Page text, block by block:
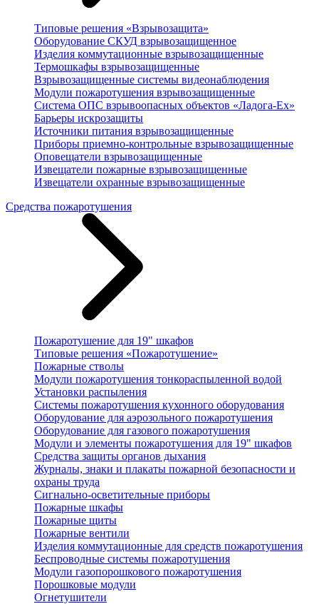
Типовые решения «Взрывозащита»
Оборудование СКУД взрывозащищенное
Изделия коммутационные взрывозащищенные
Термошкафы взрывозащищенные
Взрывозащищенные системы видеонаблюдения
Модули пожаротушения взрывозащищенные
Система ОПС взрывоопасных объектов «Ладога-Ex»
Барьеры искрозащиты
Источники питания взрывозащищенные
Приборы приемно-контрольные взрывозащищенные
Оповещатели взрывозащищенные
Извещатели пожарные взрывозащищенные
Извещатели охранные взрывозащищенные
Средства пожаротушения
Пожаротушение для 19" шкафов
Типовые решения «Пожаротушение»
Пожарные стволы
Модули пожаротушения тонкораспыленной водой
Установки распыления
Системы пожаротушения кухонного оборудования
Оборудование для аэрозольного пожаротушения
Оборудование для газового пожаротушения
Модули и элементы пожаротушения для 19" шкафов
Средства защиты органов дыхания
Журналы, знаки и плакаты пожарной безопасности и
охраны труда
Сигнально-осветительные приборы
Пожарные шкафы
Пожарные щиты
Пожарные вентили
Изделия коммутационные для средств пожаротушения
Беспроводные системы пожаротушения
Модули газопорошкового пожаротушения
Порошковые модули
Огнетушители